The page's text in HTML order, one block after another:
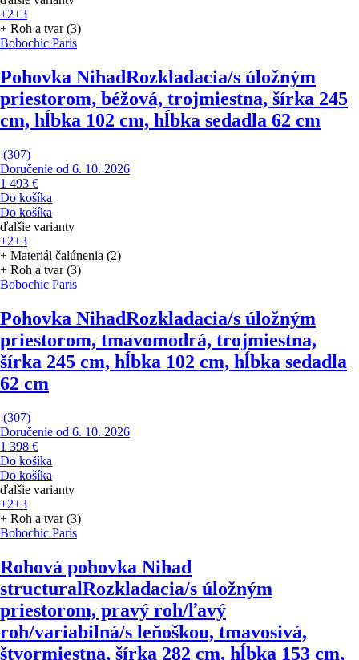
+2+3
+ Roh a tvar (3)
Bobochic Paris
Pohovka NihadRozkladacia/s úložným
priestorom, béžová, trojmiestna, šírka 245
cm, hĺbka 102 cm, hĺbka sedadla 62 cm
(307)
Doručenie od 6. 10. 2026
1 493 €
Do košíka
Do košíka
ďalšie varianty
+2+3
+ Materiál čalúnenia (2)
+ Roh a tvar (3)
Bobochic Paris
Pohovka NihadRozkladacia/s úložným
priestorom, tmavomodrá, trojmiestna,
šírka 245 cm, hĺbka 102 cm, hĺbka sedadla
62 cm
(307)
Doručenie od 6. 10. 2026
1 398 €
Do košíka
Do košíka
ďalšie varianty
+2+3
+ Roh a tvar (3)
Bobochic Paris
Rohová pohovka Nihad
structuralRozkladacia/s úložným
priestorom, pravý roh/ľavý
roh/variabilná/s leňoškou, tmavosivá,
štvormiestna, šírka 282 cm, hĺbka 153 cm,